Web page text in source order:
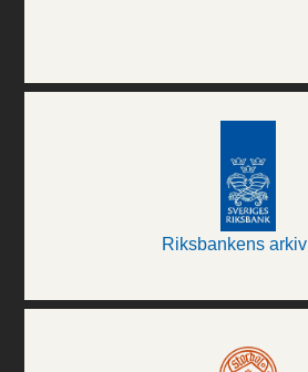
Riksbankens arkiv